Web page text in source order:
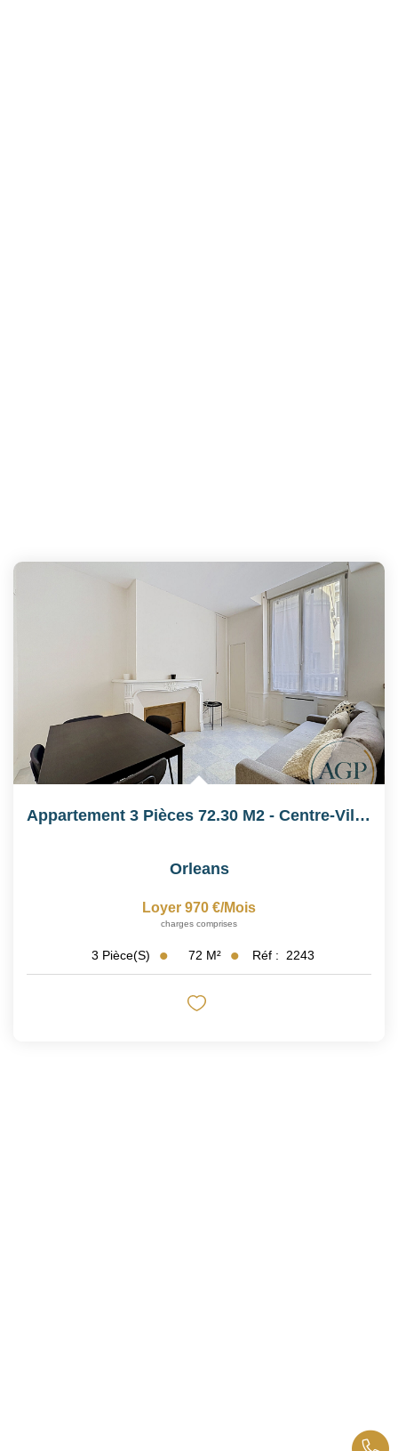
Appartement 3 Pièces 72.30 M2 - Centre-Ville D'Orléans
Orleans
Loyer 970 €/mois
charges comprises
3 Pièce(s) 72 M² Réf : 2243